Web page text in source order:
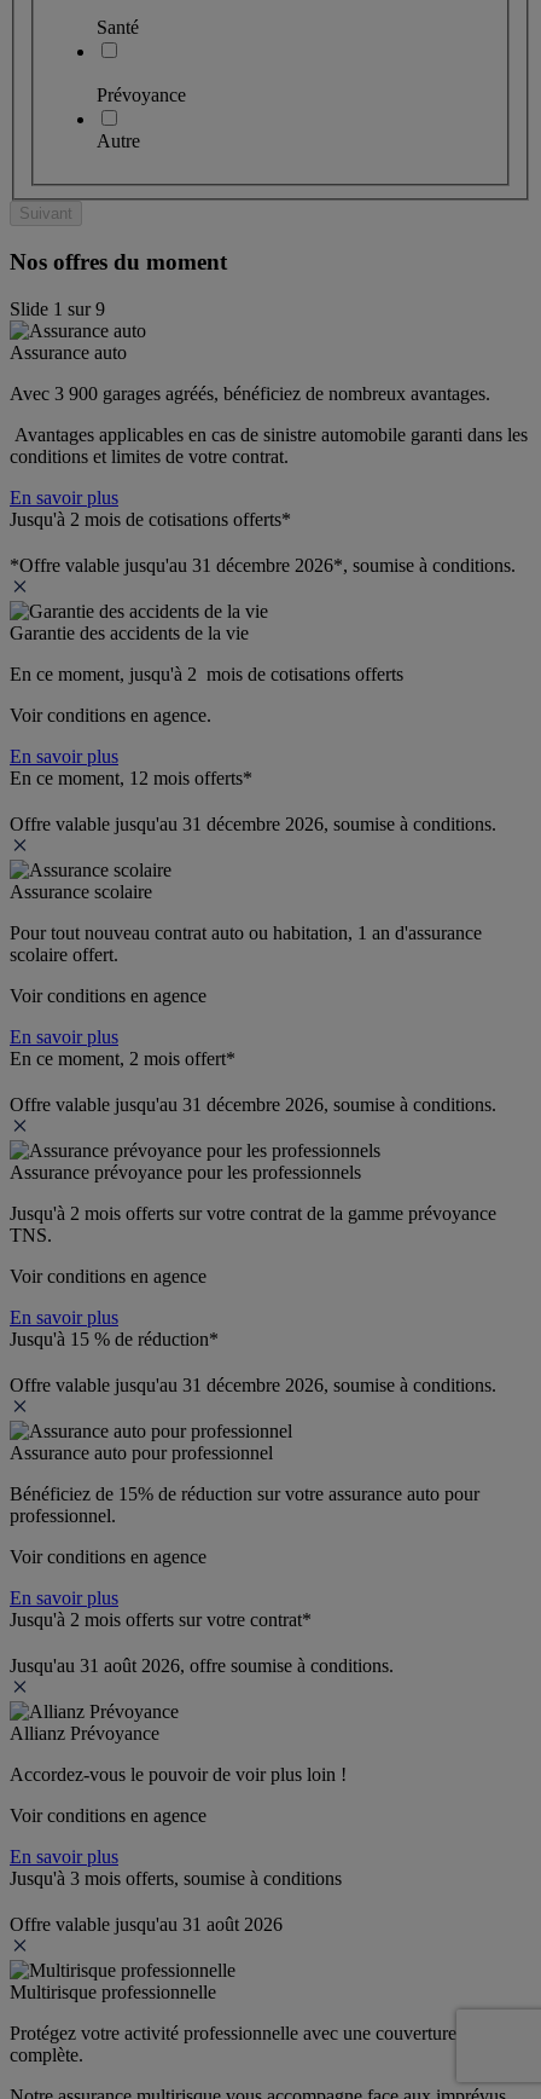
Santé
Prévoyance
Autre
Suivant
Nos offres du moment
Slide 1 sur9
Assurance auto
Avec 3 900 garages agréés, bénéficiez de nombreux avantages.
Avantages applicables en cas de sinistre automobile garanti dans les
conditions et limites de votre contrat.
En savoir plus
Jusqu'à 2 mois de cotisations offerts*
*Offre valable jusqu'au 31 décembre 2026*, soumise à conditions.
Garantie des accidents de la vie
En ce moment, jusqu'à 2  mois de cotisations offerts
Voir conditions en agence.
En savoir plus
En ce moment, 12 mois offerts*
Offre valable jusqu'au 31 décembre 2026, soumise à conditions.
Assurance scolaire
Pour tout nouveau contrat auto ou habitation, 1 an d'assurance
scolaire offert.
Voir conditions en agence
En savoir plus
En ce moment, 2 mois offert*
Offre valable jusqu'au 31 décembre 2026, soumise à conditions.
Assurance prévoyance pour les professionnels
Jusqu'à 2 mois offerts sur votre contrat de la gamme prévoyance
TNS.
Voir conditions en agence
En savoir plus
Jusqu'à 15 % de réduction*
Offre valable jusqu'au 31 décembre 2026, soumise à conditions.
Assurance auto pour professionnel
Bénéficiez de 15% de réduction sur votre assurance auto pour
professionnel.
Voir conditions en agence
En savoir plus
Jusqu'à 2 mois offerts sur votre contrat*
Jusqu'au 31 août 2026, offre soumise à conditions.
Allianz Prévoyance
Accordez-vous le pouvoir de voir plus loin !
Voir conditions en agence
En savoir plus
Jusqu'à 3 mois offerts, soumise à conditions
Offre valable jusqu'au 31 août 2026
Multirisque professionnelle
Protégez votre activité professionnelle avec une couverture
complète.